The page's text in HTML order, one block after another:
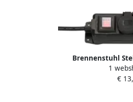
Brennenstuhl
schakelaar IP44 3-
H07RN-F 3G1 5
1
€